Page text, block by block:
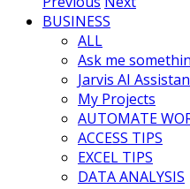
BUSINESS
ALL
Ask me
Jarvis AI
My Projects
AUTOMATE
ACCESS TIPS
EXCEL TIPS
DATA ANALYSIS